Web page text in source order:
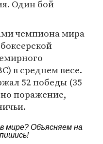
Один бой
чемпиона мира
в среднем весе.
52 победы (35
поражение,
мире? Объясняем на